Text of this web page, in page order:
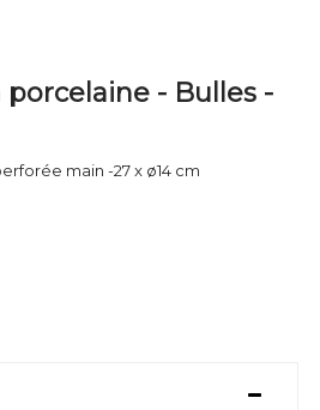
- Bulles -
main -27 x ø14 cm